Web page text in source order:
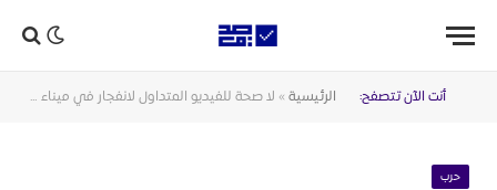
أنت الآن تتصفح: الرئيسية » لا صحة للفيديو المتداول لانفجار في ميناء بندر عباس ضمن الهجوم الإسرائيلي على إيران
حرب